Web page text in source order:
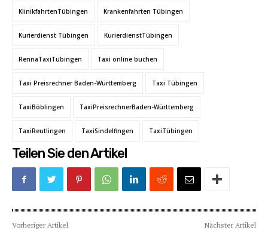
KlinikfahrtenTübingen Krankenfahrten Tübingen
Kurierdienst Tübingen KurierdienstTübingen
RennaTaxiTübingen Taxi online buchen
Taxi Preisrechner Baden-Württemberg Taxi Tübingen
TaxiBöblingen TaxiPreisrechnerBaden-Württemberg
TaxiReutlingen TaxiSindelfingen TaxiTübingen
Teilen Sie den Artikel
Vorheriger Artikel Nächster Artikel